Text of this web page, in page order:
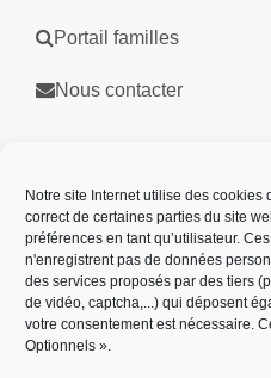
Notre site Internet utilise des cookies
correct de certaines parties du site
préférences en tant qu’utilisateur.
n'enregistrent pas de données
des services proposés par des tiers
de vidéo, captcha,...) qui déposent
votre consentement est nécessaire.
Optionnels ».
Portail familles
Nous contacter